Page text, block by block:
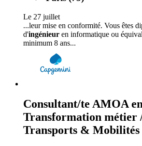
Le 27 juillet
...leur mise en conformité. Vous êtes
d'ingénieur en informatique ou
minimum 8 ans...
Consultant/te AMOA
Transformation métier
Transports & Mobilités